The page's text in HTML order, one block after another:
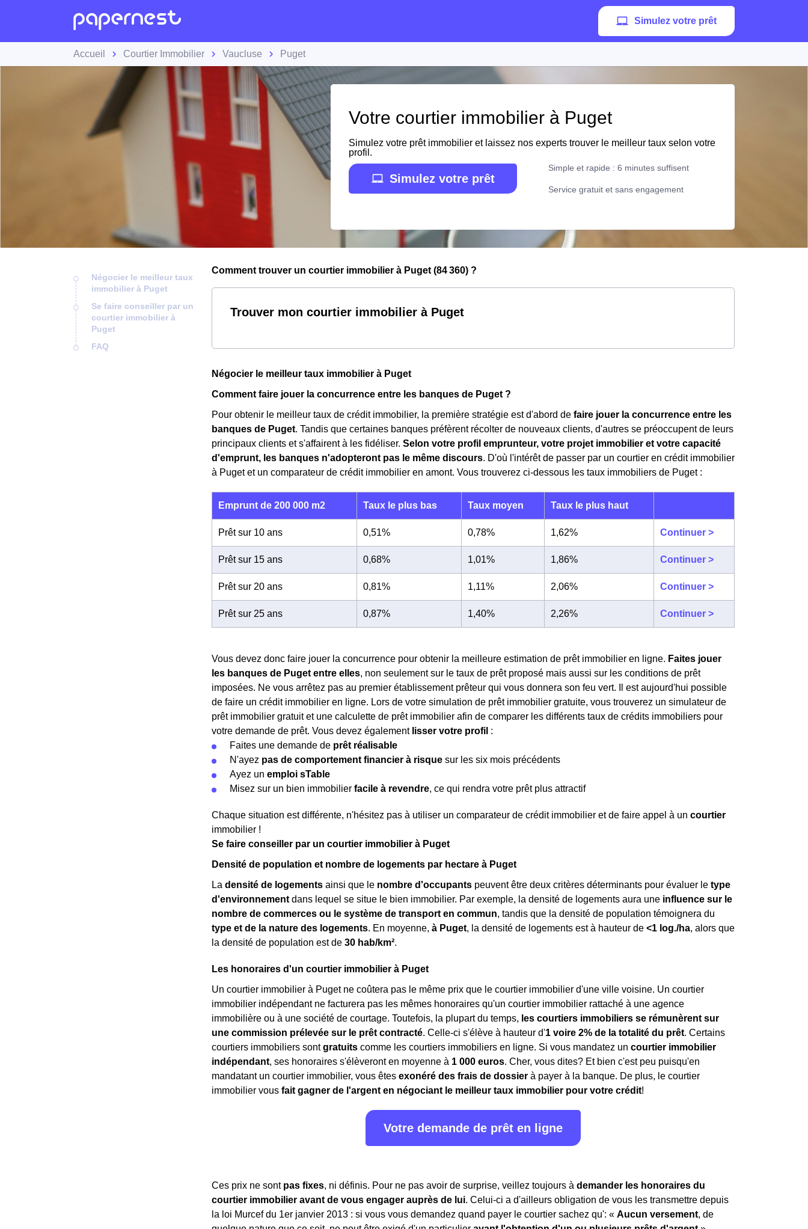
Simulez votre prêt
Accueil Courtier Immobilier Vaucluse Puget
Votre courtier immobilier à Puget
Simulez votre prêt immobilier et laissez nos experts trouver le meilleur taux selon votre
profil.
Simulez votre prêt
Simple et rapide : 6 minutes suffisent
Service gratuit et sans engagement
Négocier le meilleur taux
immobilier à Puget
Se faire conseiller par un
courtier immobilier à
Puget
FAQ
Comment trouver un courtier immobilier à Puget (84 360) ?
Trouver mon courtier immobilier à Puget
Négocier le meilleur taux immobilier à Puget
Comment faire jouer la concurrence entre les banques de Puget ?
Pour obtenir le meilleur taux de crédit immobilier, la première stratégie est d'abord de faire jouer la concurrence entre les
banques de Puget. Tandis que certaines banques préfèrent récolter de nouveaux clients, d'autres se préoccupent de leurs
principaux clients et s'affairent à les fidéliser. Selon votre profil emprunteur, votre projet immobilier et votre capacité
d'emprunt, les banques n'adopteront pas le même discours. D'où l'intérêt de passer par un courtier en crédit immobilier
à Puget et un comparateur de crédit immobilier en amont. Vous trouverez ci-dessous les taux immobiliers de Puget :
Emprunt de 200 000 m2 Taux le plus bas Taux moyen Taux le plus haut
Prêt sur 10 ans 0,51% 0,78% 1,62% Continuer >
Prêt sur 15 ans 0,68% 1,01% 1,86% Continuer >
Prêt sur 20 ans 0,81% 1,11% 2,06% Continuer >
Prêt sur 25 ans 0,87% 1,40% 2,26% Continuer >
Vous devez donc faire jouer la concurrence pour obtenir la meilleure estimation de prêt immobilier en ligne. Faites jouer
les banques de Puget entre elles, non seulement sur le taux de prêt proposé mais aussi sur les conditions de prêt
imposées. Ne vous arrêtez pas au premier établissement prêteur qui vous donnera son feu vert. Il est aujourd'hui possible
de faire un crédit immobilier en ligne. Lors de votre simulation de prêt immobilier gratuite, vous trouverez un simulateur de
prêt immobilier gratuit et une calculette de prêt immobilier afin de comparer les différents taux de crédits immobiliers pour
votre demande de prêt. Vous devez également lisser votre profil :
Faites une demande de prêt réalisable
N'ayez pas de comportement financier à risque sur les six mois précédents
Ayez un emploi sTable
Misez sur un bien immobilier facile à revendre, ce qui rendra votre prêt plus attractif
Chaque situation est différente, n'hésitez pas à utiliser un comparateur de crédit immobilier et de faire appel à un courtier
immobilier !
Se faire conseiller par un courtier immobilier à Puget
Densité de population et nombre de logements par hectare à Puget
La densité de logements ainsi que le nombre d'occupants peuvent être deux critères déterminants pour évaluer le type
d'environnement dans lequel se situe le bien immobilier. Par exemple, la densité de logements aura une influence sur le
nombre de commerces ou le système de transport en commun, tandis que la densité de population témoignera du
type et de la nature des logements. En moyenne, à Puget, la densité de logements est à hauteur de <1 log./ha, alors que
la densité de population est de 30 hab/km².
Les honoraires d'un courtier immobilier à Puget
Un courtier immobilier à Puget ne coûtera pas le même prix que le courtier immobilier d'une ville voisine. Un courtier
immobilier indépendant ne facturera pas les mêmes honoraires qu'un courtier immobilier rattaché à une agence
immobilière ou à une société de courtage. Toutefois, la plupart du temps, les courtiers immobiliers se rémunèrent sur
une commission prélevée sur le prêt contracté. Celle-ci s'élève à hauteur d'1 voire 2% de la totalité du prêt. Certains
courtiers immobiliers sontgratuits comme les courtiers immobiliers en ligne. Si vous mandatez un courtier immobilier
indépendant, ses honoraires s'élèveront en moyenne à 1 000 euros. Cher, vous dites? Et bien c'est peu puisqu'en
mandatant un courtier immobilier, vous êtes exonéré des frais de dossier à payer à la banque. De plus, le courtier
immobilier vous fait gagner de l'argent en négociant le meilleur taux immobilier pour votre crédit!
Votre demande de prêt en ligne
Ces prix ne sont pas fixes, ni définis. Pour ne pas avoir de surprise, veillez toujours à demander les honoraires du
courtier immobilier avant de vous engager auprès de lui. Celui-ci a d'ailleurs obligation de vous les transmettre depuis
la loi Murcef du 1er janvier 2013 : si vous vous demandez quand payer le courtier sachez qu': « Aucun versement, de